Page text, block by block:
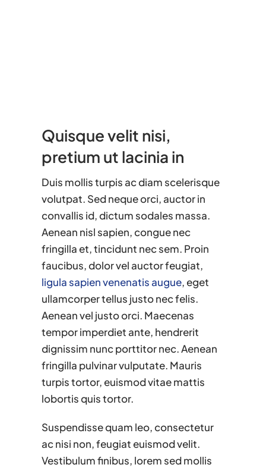
Quisque velit nisi,
pretium ut lacinia in
Duis mollis turpis ac diam scelerisque
volutpat. Sed neque orci, auctor in
convallis id, dictum sodales massa.
Aenean nisl sapien, congue nec
fringilla et, tincidunt nec sem. Proin
faucibus, dolor vel auctor feugiat,
ligula sapien venenatis augue, eget
ullamcorper tellus justo nec felis.
Aenean vel justo orci. Maecenas
tempor imperdiet ante, hendrerit
dignissim nunc porttitor nec. Aenean
fringilla pulvinar vulputate. Mauris
turpis tortor, euismod vitae mattis
lobortis quis tortor.
Suspendisse quam leo, consectetur
ac nisi non, feugiat euismod velit.
Vestibulum finibus, lorem sed mollis